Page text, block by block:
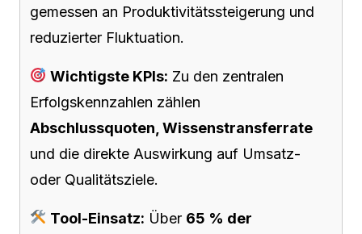
gemessen an Produktivitätssteigerung und
reduzierter Fluktuation.
Wichtigste KPIs: Zu den zentralen
Erfolgskennzahlen zählen
Abschlussquoten, Wissenstransferrate
und die direkte Auswirkung auf Umsatz-
oder Qualitätsziele.
Tool-Einsatz: Über 65 % der